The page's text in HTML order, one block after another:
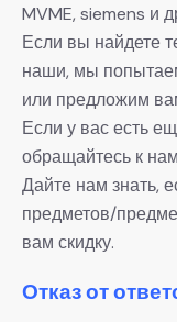
MVME, siemens и
Если вы найдете
наши, мы
или предложим
Если у вас есть
обращайтесь к
Дайте нам знать,
предметов/
вам скидку.
Отказ от